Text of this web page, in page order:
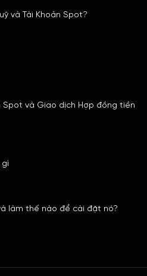
và Tài Khoản Spot?
và Giao dịch Hợp đồng tiền
gì
làm thế nào để cài đặt nó?